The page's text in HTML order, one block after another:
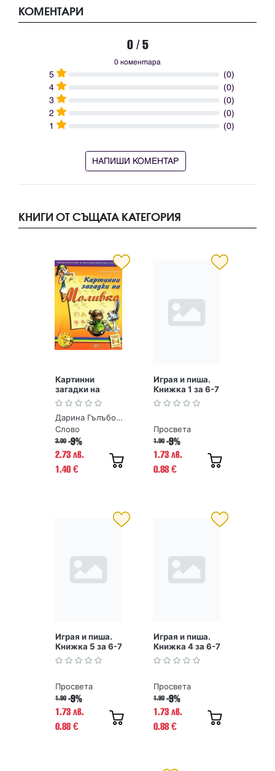
КОМЕНТАРИ
0 / 5
0 коментара
5
(0)
4
(0)
3
(0)
2
(0)
1
(0)
НАПИШИ КОМЕНТАР
КНИГИ ОТ СЪЩАТА КАТЕГОРИЯ
Картинни
загадки на
Моливко.
Книжка първа
3-4 години
Дарина Гълъбова
Слово
3.00 -9%
2.73 лв.
1.40 €
Играя и пиша.
Книжка 1 за 6-7
години
Просвета
1.90 -9%
1.73 лв.
0.88€
Играя и пиша.
Книжка 5 за 6-7
години
Просвета
1.90 -9%
1.73 лв.
0.88€
Играя и пиша.
Книжка 4 за 6-7
години
Просвета
1.90 -9%
1.73 лв.
0.88€